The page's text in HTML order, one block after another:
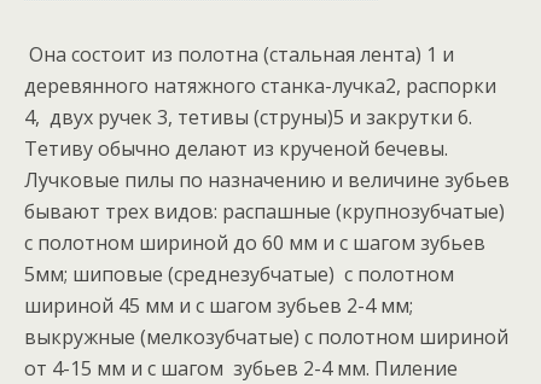
Она состоит из полотна (стальная лента) 1 и
деревянного натяжного станка-лучка2, распорки
4, двух ручек 3, тетивы (струны)5 и закрутки 6.
Тетиву обычно делают из крученой бечевы.
Лучковые пилы по назначению и величине зубьев
бывают трех видов: распашные (крупнозубчатые)
с полотном шириной до 60 мм и с шагом зубьев
5мм; шиповые (среднезубчатые) с полотном
шириной 45 мм и с шагом зубьев 2-4 мм;
выкружные (мелкозубчатые) с полотном шириной
от 4-15 мм и с шагом зубьев 2-4 мм. Пиление